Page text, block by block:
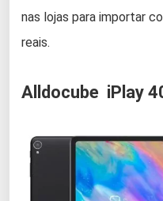
nas lojas para importar
reais.
Alldocube iPlay